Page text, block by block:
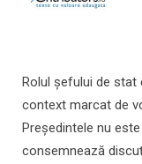
Rolul şefului de stat
context marcat de
Preşedintele nu
consemnează